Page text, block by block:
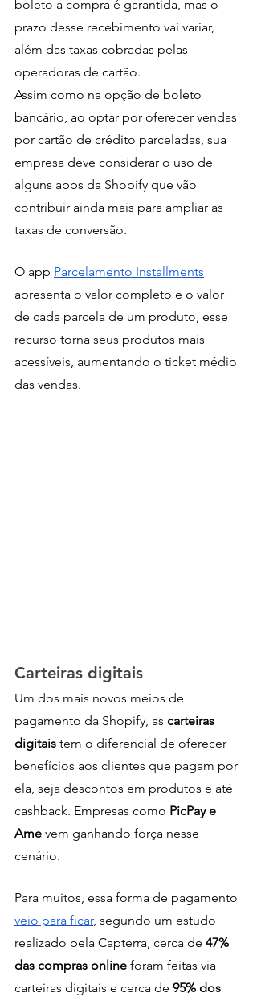
boleto a compra é garantida, mas o
prazo desse recebimento vai variar,
além das taxas cobradas pelas
operadoras de cartão.
Assim como na opção de boleto
bancário, ao optar por oferecer vendas
por cartão de crédito parceladas, sua
empresa deve considerar o uso de
alguns apps da Shopify que vão
contribuir ainda mais para ampliar as
taxas de conversão.
O app Parcelamento Installments
apresenta o valor completo e o valor
de cada parcela de um produto, esse
recurso torna seus produtos mais
acessíveis, aumentando o ticket médio
das vendas.
Carteiras digitais
Um dos mais novos meios de
pagamento da Shopify, as carteiras
digitais tem o diferencial de oferecer
benefícios aos clientes que pagam por
ela, seja descontos em produtos e até
cashback. Empresas como PicPay e
Ame vem ganhando força nesse
cenário.
Para muitos, essa forma de pagamento
veio para ficar, segundo um estudo
realizado pela Capterra, cerca de 47%
das compras online foram feitas via
carteiras digitais e cerca de 95% dos